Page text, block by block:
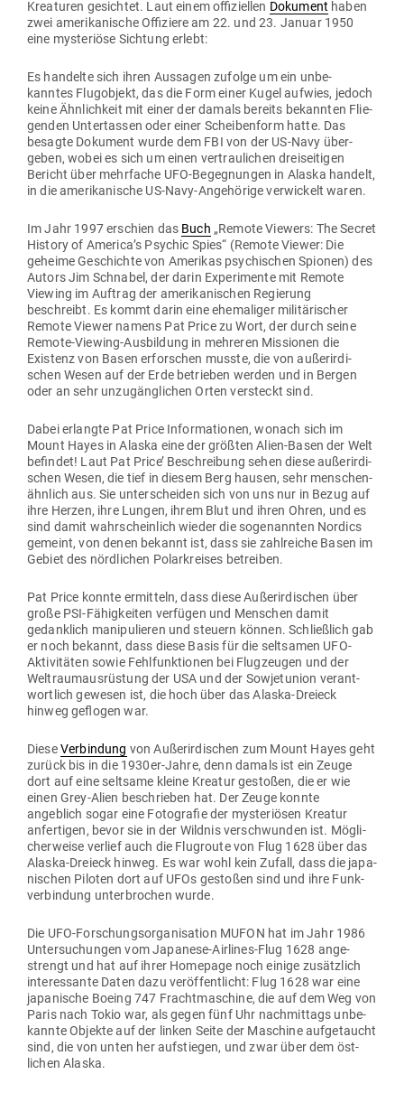
Krea­turen gesichtet. Laut einem offi­zi­ellen Dokument haben
zwei ame­ri­ka­nische Offi­ziere am 22. und 23. Januar 1950
eine mys­te­riöse Sichtung erlebt:
Es han­delte sich ihren Aus­sagen zufolge um ein unbe­
kanntes Flug­objekt, das die Form einer Kugel aufwies, jedoch
keine Ähn­lichkeit mit einer der damals bereits bekannten Flie­
genden Unter­tassen oder einer Schei­benform hatte. Das
besagte Dokument wurde dem FBI von der US-Navy über­
geben, wobei es sich um einen ver­trau­lichen drei­sei­tigen
Bericht über mehr­fache UFO-Begeg­nungen in Alaska handelt,
in die ame­ri­ka­nische US-Navy-Ange­hörige ver­wi­ckelt waren.
Im Jahr 1997 erschien das Buch „Remote Viewers: The Secret
History of America’s Psychic Spies“ (Remote Viewer: Die
geheime Geschichte von Ame­rikas psy­chi­schen Spionen) des
Autors Jim Schnabel, der darin Expe­ri­mente mit Remote
Viewing im Auftrag der ame­ri­ka­ni­schen Regierung
beschreibt. Es kommt darin eine ehe­ma­liger mili­tä­ri­scher
Remote Viewer namens Pat Price zu Wort, der durch seine
Remote-Viewing-Aus­bildung in meh­reren Mis­sionen die
Existenz von Basen erfor­schen musste, die von außer­ir­di­
schen Wesen auf der Erde betrieben werden und in Bergen
oder an sehr unzu­gäng­lichen Orten ver­steckt sind.
Dabei erlangte Pat Price Infor­ma­tionen, wonach sich im
Mount Hayes in Alaska eine der größten Alien-Basen der Welt
befindet! Laut Pat Price’ Beschreibung sehen diese außer­ir­di­
schen Wesen, die tief in diesem Berg hausen, sehr men­schen­
ähnlich aus. Sie unter­scheiden sich von uns nur in Bezug auf
ihre Herzen, ihre Lungen, ihrem Blut und ihren Ohren, und es
sind damit wahr­scheinlich wieder die soge­nannten Nordics
gemeint, von denen bekannt ist, dass sie zahl­reiche Basen im
Gebiet des nörd­lichen Polar­kreises betreiben.
Pat Price konnte ermitteln, dass diese Außer­ir­di­schen über
große PSI-Fähig­keiten ver­fügen und Men­schen damit
gedanklich mani­pu­lieren und steuern können. Schließlich gab
er noch bekannt, dass diese Basis für die selt­samen UFO-
Akti­vi­täten sowie Fehl­funk­tionen bei Flug­zeugen und der
Welt­raum­aus­rüstung der USA und der Sowjet­union ver­ant­
wortlich gewesen ist, die hoch über das Alaska-Dreieck
hinweg geflogen war.
DieseVer­bindung von Außer­ir­di­schen zum Mount Hayes geht
zurück bis in die 1930er-Jahre, denn damals ist ein Zeuge
dort auf eine seltsame kleine Kreatur gestoßen, die er wie
einen Grey-Alien beschrieben hat. Der Zeuge konnte
angeblich sogar eine Foto­grafie der mys­te­riösen Kreatur
anfer­tigen, bevor sie in der Wildnis ver­schwunden ist. Mög­li­
cher­weise verlief auch die Flug­route von Flug 1628 über das
Alaska-Dreieck hinweg. Es war wohl kein Zufall, dass die japa­
ni­schen Piloten dort auf UFOs gestoßen sind und ihre Funk­
ver­bindung unter­brochen wurde.
Die UFO-For­schungs­or­ga­ni­sation MUFON hat im Jahr 1986
Unter­su­chungen vom Japanese-Air­lines-Flug 1628 ange­
strengt und hat auf ihrer Homepage noch einige zusätzlich
inter­es­sante Daten dazu ver­öf­fent­licht: Flug 1628 war eine
japa­nische Boeing 747 Fracht­ma­schine, die auf dem Weg von
Paris nach Tokio war, als gegen fünf Uhr nach­mittags unbe­
kannte Objekte auf der linken Seite der Maschine auf­ge­taucht
sind, die von unten her auf­stiegen, und zwar über dem öst­
lichen Alaska.